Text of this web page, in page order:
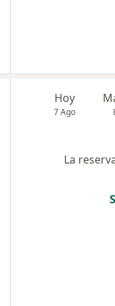
Hoy
7 Ago
La